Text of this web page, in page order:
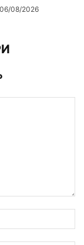
06/08/2026